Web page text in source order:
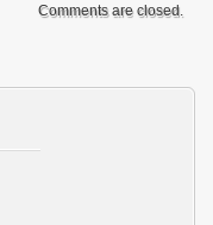
Comments are closed.